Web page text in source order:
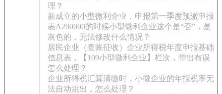
理？
新成立的小型微利企业，申报第一季度预缴申报
表A200000的时候小型微利企业这个是“否”，是
灰色的，无法修改什么情况？
居民企业（查账征收）企业所得税年度申报基础
信息表，【109小型微利企业】栏次，带出有误
怎么处理？
企业所得税汇算清缴时，小微企业的年报税率无
法自动跳出，怎么处理？